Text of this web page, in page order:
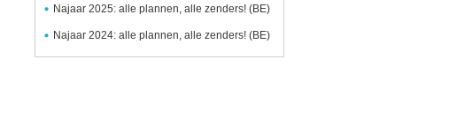
Najaar 2025: alle plannen, alle zenders! (BE)
Najaar 2024: alle plannen, alle zenders! (BE)